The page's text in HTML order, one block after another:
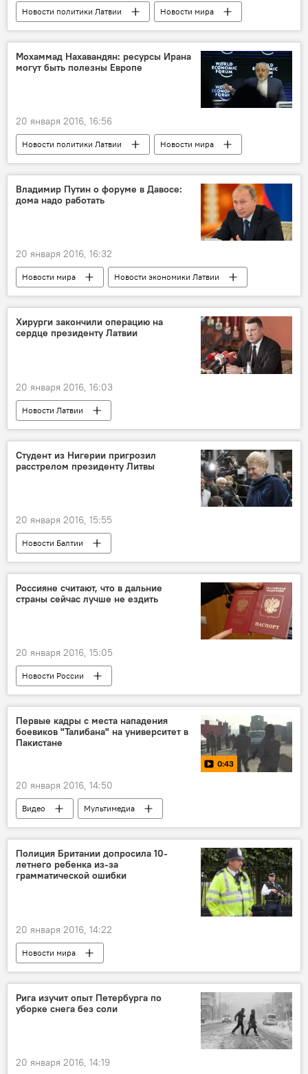
Новости политики Латвии
Новости мира
Беженцы в Латвии и ЕС
Мохаммад Нахавандян: ресурсы Ирана
могут быть полезны Европе
20 января 2016, 16:56
Новости политики Латвии
Новости мира
Новости экономики Латвии
Владимир Путин о форуме в Давосе:
дома надо работать
20 января 2016, 16:32
Новости мира Новости экономики Латвии
Хирурги закончили операцию на
сердце президенту Латвии
20 января 2016, 16:03
Новости Латвии
Сердце президента Вейониса
Студент из Нигерии пригрозил
расстрелом президенту Литвы
20 января 2016, 15:55
Новости Балтии
Россияне считают, что в дальние
страны сейчас лучше не ездить
20 января 2016, 15:05
Новости России
Первые кадры с места нападения
боевиков "Талибана" на университет в
Пакистане
0:43
20 января 2016, 14:50
Видео Мультимедиа
Полиция Британии допросила 10-
летнего ребенка из-за
грамматической ошибки
20 января 2016, 14:22
Новости мира
Рига изучит опыт Петербурга по
уборке снега без соли
20 января 2016, 14:19